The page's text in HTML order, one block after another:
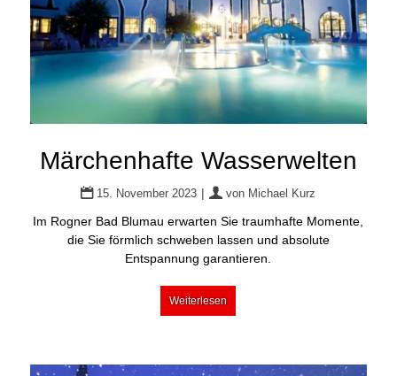
Märchenhafte Wasserwelten
15. November 2023 | von Michael Kurz
Im Rogner Bad Blumau erwarten Sie traumhafte Momente,
die Sie förmlich schweben lassen und absolute
Entspannung garantieren.
Weiterlesen